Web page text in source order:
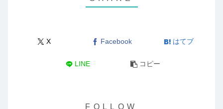
X Facebook はてブ
LINE コピー